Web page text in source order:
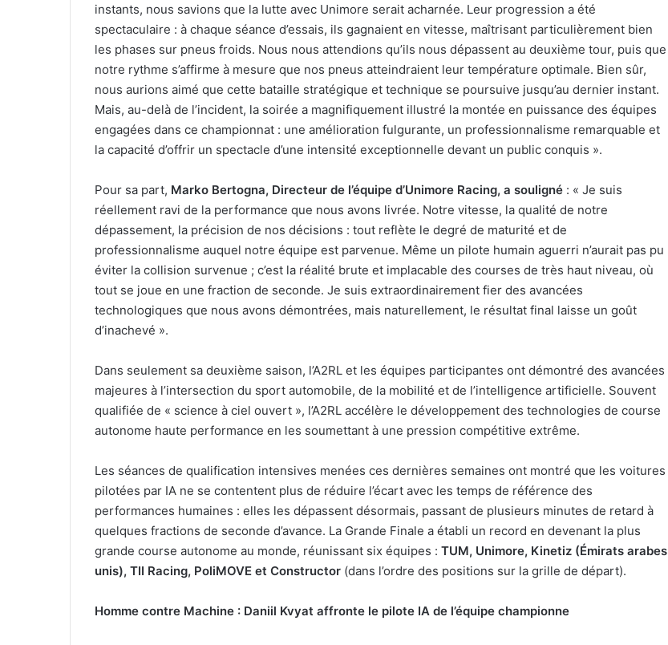
instants, nous savions que la lutte avec Unimore serait acharnée. Leur progression a été
spectaculaire : à chaque séance d’essais, ils gagnaient en vitesse, maîtrisant particulièrement bien
les phases sur pneus froids. Nous nous attendions qu’ils nous dépassent au deuxième tour, puis que
notre rythme s’affirme à mesure que nos pneus atteindraient leur température optimale. Bien sûr,
nous aurions aimé que cette bataille stratégique et technique se poursuive jusqu’au dernier instant.
Mais, au-delà de l’incident, la soirée a magnifiquement illustré la montée en puissance des équipes
engagées dans ce championnat : une amélioration fulgurante, un professionnalisme remarquable et
la capacité d’offrir un spectacle d’une intensité exceptionnelle devant un public conquis ».
Pour sa part, Marko Bertogna, Directeur de l’équipe d’Unimore Racing, a souligné : « Je suis
réellement ravi de la performance que nous avons livrée. Notre vitesse, la qualité de notre
dépassement, la précision de nos décisions : tout reflète le degré de maturité et de
professionnalisme auquel notre équipe est parvenue. Même un pilote humain aguerri n’aurait pas pu
éviter la collision survenue ; c’est la réalité brute et implacable des courses de très haut niveau, où
tout se joue en une fraction de seconde. Je suis extraordinairement fier des avancées
technologiques que nous avons démontrées, mais naturellement, le résultat final laisse un goût
d’inachevé ».
Dans seulement sa deuxième saison, l’A2RL et les équipes participantes ont démontré des avancées
majeures à l’intersection du sport automobile, de la mobilité et de l’intelligence artificielle. Souvent
qualifiée de « science à ciel ouvert », l’A2RL accélère le développement des technologies de course
autonome haute performance en les soumettant à une pression compétitive extrême.
Les séances de qualification intensives menées ces dernières semaines ont montré que les voitures
pilotées par IA ne se contentent plus de réduire l’écart avec les temps de référence des
performances humaines : elles les dépassent désormais, passant de plusieurs minutes de retard à
quelques fractions de seconde d’avance. La Grande Finale a établi un record en devenant la plus
grande course autonome au monde, réunissant six équipes : TUM, Unimore, Kinetiz (Émirats arabes
unis), TII Racing, PoliMOVE et Constructor (dans l’ordre des positions sur la grille de départ).
Homme contre Machine : Daniil Kvyat affronte le pilote IA de l’équipe championne